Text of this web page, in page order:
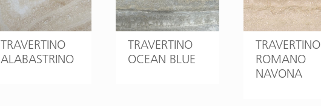
TRAVERTINO
ALABASTRINO
TRAVERTINO
OCEAN BLUE
TRAVERTINO
ROMANO
NAVONA